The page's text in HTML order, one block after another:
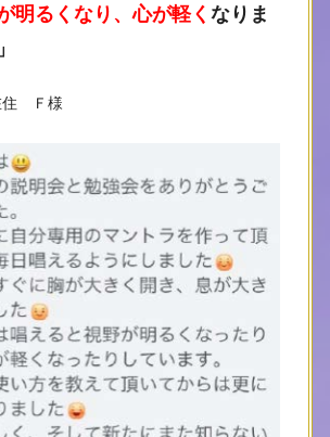
明るくなり、心が軽くなりま
」
住 Ｆ様